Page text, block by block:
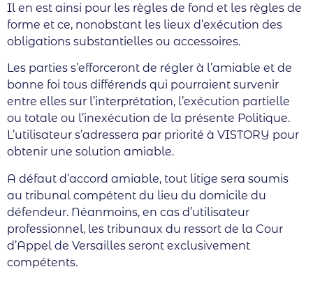
Il en est ainsi pour les règles de fond et les règles de
forme et ce, nonobstant les lieux d’exécution des
obligations substantielles ou accessoires.
Les parties s’efforceront de régler à l’amiable et de
bonne foi tous différends qui pourraient survenir
entre elles sur l’interprétation, l’exécution partielle
ou totale ou l’inexécution de la présente Politique.
L’utilisateur s’adressera par priorité à VISTORY pour
obtenir une solution amiable.
A défaut d’accord amiable, tout litige sera soumis
au tribunal compétent du lieu du domicile du
défendeur. Néanmoins, en cas d’utilisateur
professionnel, les tribunaux du ressort de la Cour
d’Appel de Versailles seront exclusivement
compétents.